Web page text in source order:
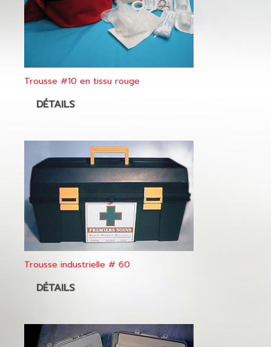
Trousse #10 en tissu rouge
DÉTAILS
Trousse industrielle # 60
DÉTAILS